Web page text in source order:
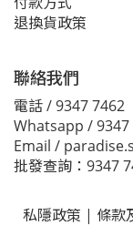
退換貨政策
聯絡我們
電話 / 9347 7462
Whatsapp / 9347
Email /
批發查詢：9347
私隱政策 | 條款